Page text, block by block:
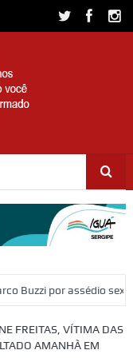
e importunação
FREITAS, VÍTIMA DAS
AMANHÃ EM